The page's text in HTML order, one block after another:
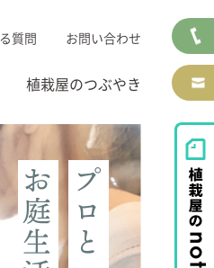
植栽屋のつぶやき
質問 お問い合わせ